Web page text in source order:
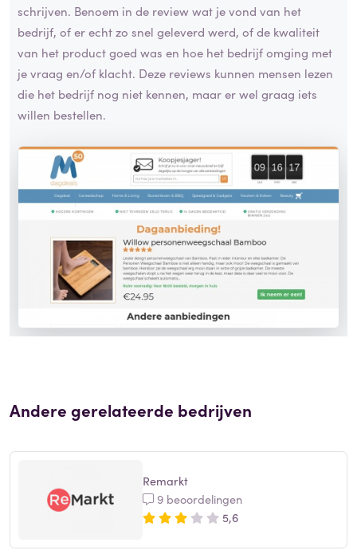
schrijven. Benoem in de review wat je vond van het
bedrijf, of er echt zo snel geleverd werd, of de kwaliteit
van het product goed was en hoe het bedrijf omging met
je vraag en/of klacht. Deze reviews kunnen mensen lezen
die het bedrijf nog niet kennen, maar er wel graag iets
willen bestellen.
Andere gerelateerde bedrijven
Remarkt
9 beoordelingen
5,6